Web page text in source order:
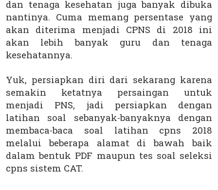
dan tenaga kesehatan juga banyak dibuka
nantinya. Cuma memang persentase yang
akan diterima menjadi CPNS di 2018 ini
akan lebih banyak guru dan tenaga
kesehatannya.
Yuk, persiapkan diri dari sekarang karena
semakin ketatnya persaingan untuk
menjadi PNS, jadi persiapkan dengan
latihan soal sebanyak-banyaknya dengan
membaca-baca soal latihan cpns 2018
melalui beberapa alamat di bawah baik
dalam bentuk PDF maupun tes soal seleksi
cpns sistem CAT.